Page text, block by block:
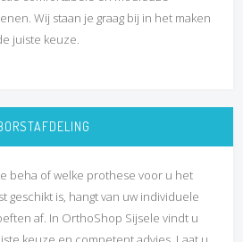
Wij staan je graag bij in het maken
juiste keuze.
beha of welke prothese voor u het
geschikt is, hangt van uw individuele
af. In OrthoShop Sijsele vindt u